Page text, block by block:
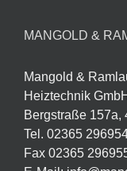
MANGOLD &
Mangold &
Heiztechnik GmbH
Bergstraße 157a,
Tel. 02365
Fax 02365